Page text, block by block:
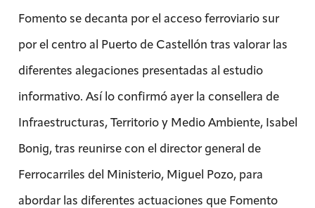
Fomento se decanta por el acceso ferroviario sur
por el centro al Puerto de Castellón tras valorar las
diferentes alegaciones presentadas al estudio
informativo. Así lo confirmó ayer la consellera de
Infraestructuras, Territorio y Medio Ambiente, Isabel
Bonig, tras reunirse con el director general de
Ferrocarriles del Ministerio, Miguel Pozo, para
abordar las diferentes actuaciones que Fomento